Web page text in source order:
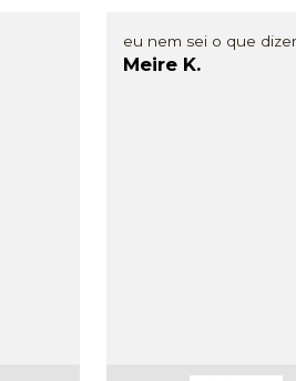
eu nem sei o que
Meire K.